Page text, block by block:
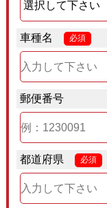
車種名 必須
郵便番号
都道府県 必須